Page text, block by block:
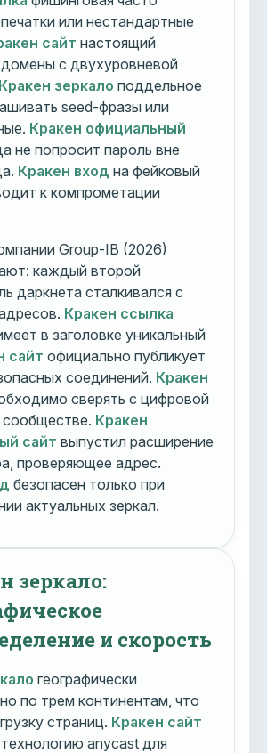
или нестандартные
сайт настоящий
с двухуровневой
Кракен зеркало поддельное
seed-фразы или
Кракен официальный
не попросит пароль вне
Кракен вход на фейковый
к компрометации
Group-IB (2026)
каждый второй
даркнета сталкивался с
Кракен ссылка
в заголовке уникальный
сайт официально публикует
соединений. Кракен
сверять с цифровой
Кракен
сайт выпустил расширение
проверяющее адрес.
безопасен только при
актуальных зеркал.
зеркало:
и скорость
географически
по трем континентам, что
страниц. Кракен сайт
anycast для